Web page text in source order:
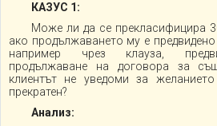
КАЗУС 1:
Може ли да се прекласифицира
ако продължаването му е
например чрез клауза,
продължаване на договора за
клиентът не уведоми за
прекратен?
Анализ: